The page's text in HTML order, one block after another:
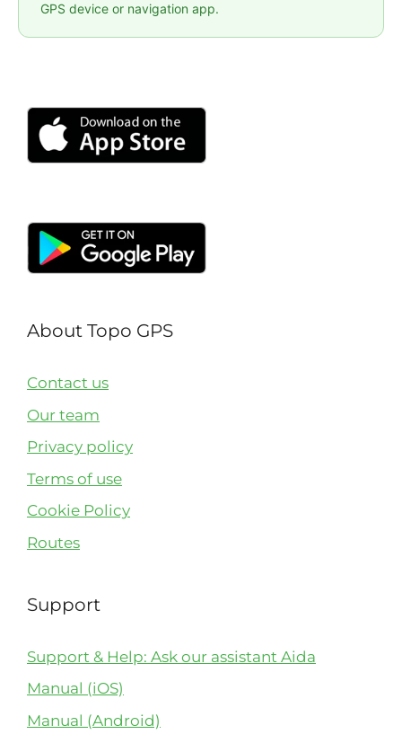
GPS device or navigation app.
About Topo GPS
Contact us
Our team
Privacy policy
Terms of use
Cookie Policy
Routes
Support
Support & Help: Ask our assistant Aida
Manual (iOS)
Manual (Android)